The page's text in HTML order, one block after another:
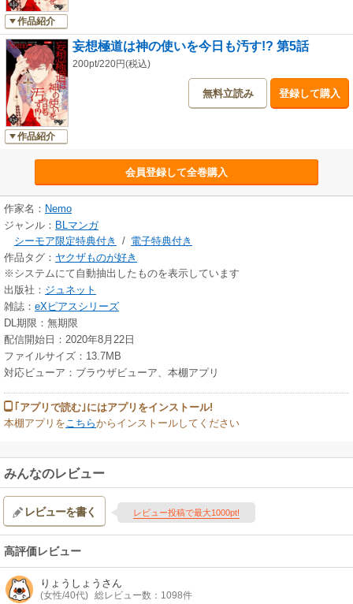
作品紹介
作品紹介
妄想極道は神の使いを今日も汚す!? 第5話
200pt/220円(税込)
無料立読み 登録して購入
会員登録して全巻購入
作家名： Nemo
ジャンル： BLマンガ
シーモア限定特典付き
/ 電子特典付き
作品タグ： ヤクザものが好き
※システムにて自動抽出したものを表示しています
出版社： ジュネット
雑誌： eXピアスシリーズ
DL期限：無期限
配信開始日：2020年8月22日
ファイルサイズ：13.7MB
対応ビューア：ブラウザビューア、本棚アプリ
｢アプリで読む｣にはアプリをインストール!
本棚アプリを こちらからインストールしてください
みんなのレビュー
レビューを書く レビュー投稿で最大1000pt!
高評価レビュー
りょうしょう さん
(女性/40代) 総レビュー数：1098件